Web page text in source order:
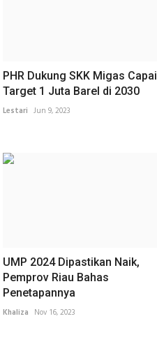
PHR Dukung SKK Migas Capai
Target 1 Juta Barel di 2030
Lestari Jun 9, 2023
UMP 2024 Dipastikan Naik,
Pemprov Riau Bahas
Penetapannya
Khaliza Nov 16, 2023